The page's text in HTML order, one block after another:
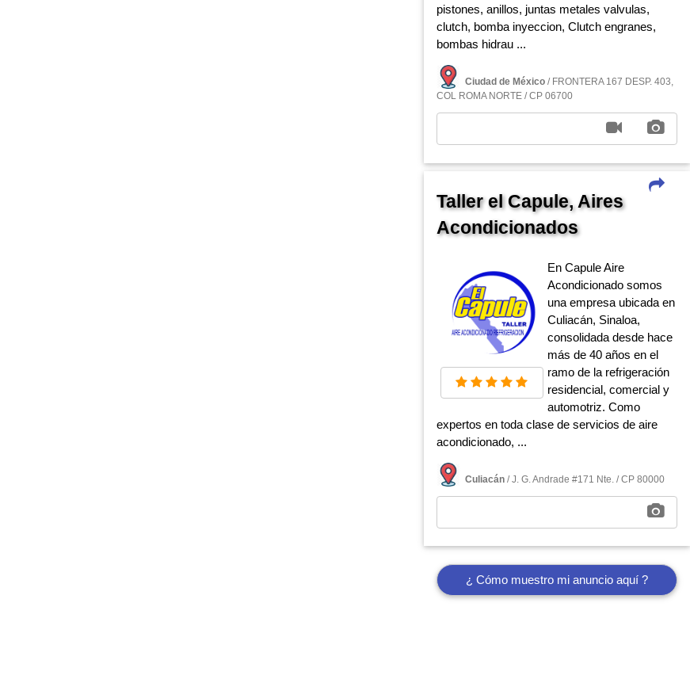
pistones, anillos, juntas metales valvulas,
clutch, bomba inyeccion, Clutch engranes,
bombas hidrau ...
Ciudad de México/ FRONTERA 167 DESP. 403,
COL ROMA NORTE / CP 06700
Taller el Capule, Aires
Acondicionados
En Capule Aire
Acondicionado somos
una empresa ubicada en
Culiacán, Sinaloa,
consolidada desde hace
más de 40 años en el
ramo de la refrigeración
residencial, comercial y
automotriz. Como
expertos en toda clase de servicios de aire
acondicionado, ...
Culiacán/ J. G. Andrade #171 Nte. / CP 80000
¿ Cómo muestro mi anuncio aquí ?